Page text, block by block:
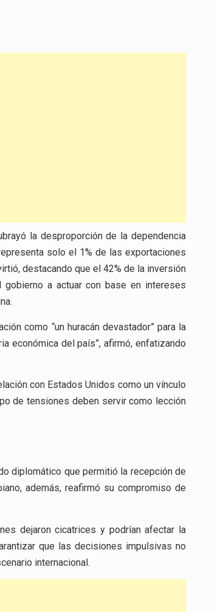
la desproporción de la dependencia
solo el 1% de las exportaciones
destacando que el 42% de la inversión
gobierno a actuar con base en intereses
como “un huracán devastador” para la
económica del país”, afirmó, enfatizando
con Estados Unidos como un vínculo
de tensiones deben servir como lección
diplomático que permitió la recepción de
además, reafirmó su compromiso de
dejaron cicatrices y podrían afectar la
que las decisiones impulsivas no
internacional.